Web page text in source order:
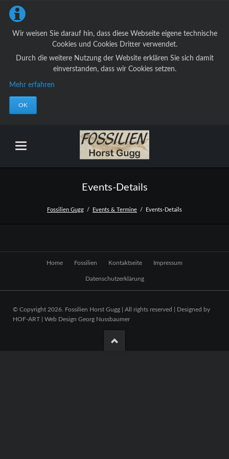
Wir weisen Sie darauf hin, dass diese Webseite eigene technische
Cookies und Cookies Dritter verwendet.
Durch die weitere Nutzung der Website erklären Sie sich damit
einverstanden, dass wir Cookies setzen.
Mehr erfahren
OK
Events-Details
Fossilien Gugg Events & Termine Events-Details
Home Fossilien Kontaktseite Impressum
Datenschutzerklärung
© Copyright 2026. Fossilien Horst Gugg | All rights reserved | Designed by
HOF-ART | Web Design Georg Nussbaumer